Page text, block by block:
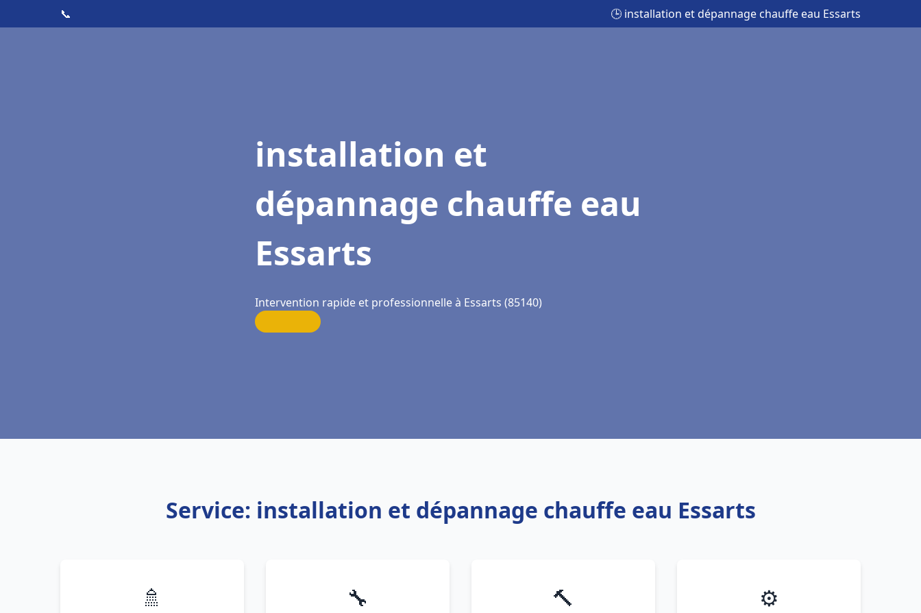
📞 🕒 installation et dépannage chauffe eau Essarts
installation et
dépannage chauffe eau
Essarts
Intervention rapide et professionnelle à Essarts (85140)
Service: installation et dépannage chauffe eau Essarts
🚿 🔧 🔨 ⚙️